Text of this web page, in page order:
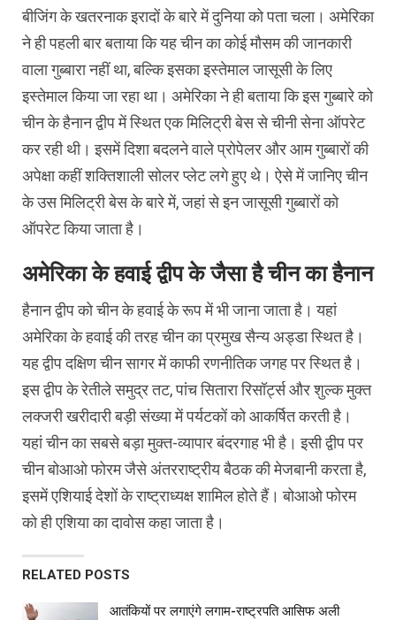
बीजिंग के खतरनाक इरादों के बारे में दुनिया को पता चला। अमेरिका
ने ही पहली बार बताया कि यह चीन का कोई मौसम की जानकारी
वाला गुब्बारा नहीं था, बल्कि इसका इस्तेमाल जासूसी के लिए
इस्तेमाल किया जा रहा था। अमेरिका ने ही बताया कि इस गुब्बारे को
चीन के हैनान द्वीप में स्थित एक मिलिट्री बेस से चीनी सेना ऑपरेट
कर रही थी। इसमें दिशा बदलने वाले प्रोपेलर और आम गुब्बारों की
अपेक्षा कहीं शक्तिशाली सोलर प्लेट लगे हुए थे। ऐसे में जानिए चीन
के उस मिलिट्री बेस के बारे में, जहां से इन जासूसी गुब्बारों को
ऑपरेट किया जाता है।
अमेरिका के हवाई द्वीप के जैसा है चीन का हैनान
हैनान द्वीप को चीन के हवाई के रूप में भी जाना जाता है। यहां
अमेरिका के हवाई की तरह चीन का प्रमुख सैन्य अड्डा स्थित है।
यह द्वीप दक्षिण चीन सागर में काफी रणनीतिक जगह पर स्थित है।
इस द्वीप के रेतीले समुद्र तट, पांच सितारा रिसॉर्ट्स और शुल्क मुक्त
लक्जरी खरीदारी बड़ी संख्या में पर्यटकों को आकर्षित करती है।
यहां चीन का सबसे बड़ा मुक्त-व्यापार बंदरगाह भी है। इसी द्वीप पर
चीन बोआओ फोरम जैसे अंतरराष्ट्रीय बैठक की मेजबानी करता है,
इसमें एशियाई देशों के राष्ट्राध्यक्ष शामिल होते हैं। बोआओ फोरम
को ही एशिया का दावोस कहा जाता है।
RELATED POSTS
आतंकियों पर लगाएंगे लगाम-राष्ट्रपति आसिफ अली